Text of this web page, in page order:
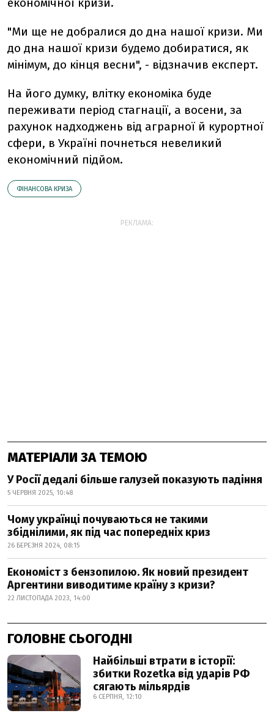
"Ми ще не добралися до дна нашої кризи. Ми
до дна нашої кризи будемо добиратися, як
мінімум, до кінця весни", - відзначив експерт.
На його думку, влітку економіка буде
переживати період стагнації, а восени, за
рахунок надходжень від аграрної й курортної
сфери, в Україні почнеться невеликий
економічний підйом.
ФІНАНСОВА КРИЗА
РЕКЛАМА:
МАТЕРІАЛИ ЗА ТЕМОЮ
У Росії дедалі більше галузей показують падіння
5 ЧЕРВНЯ 2025, 10:48
Чому українці почуваються не такими
збіднілими, як під час попередніх криз
26 БЕРЕЗНЯ 2024, 08:15
Економіст з бензопилою. Як новий президент
Аргентини виводитиме країну з кризи?
22 ЛИСТОПАДА 2023, 14:00
ГОЛОВНЕ СЬОГОДНІ
Найбільші втрати в історії:
збитки Rozetka від ударів РФ
сягають мільярдів
6 СЕРПНЯ, 12:10